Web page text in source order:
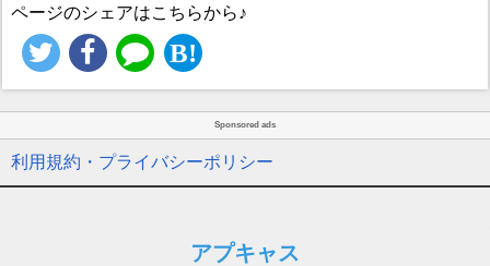
ページのシェアはこちらから♪
Sponsored ads
利用規約・プライバシーポリシー
アプキャス